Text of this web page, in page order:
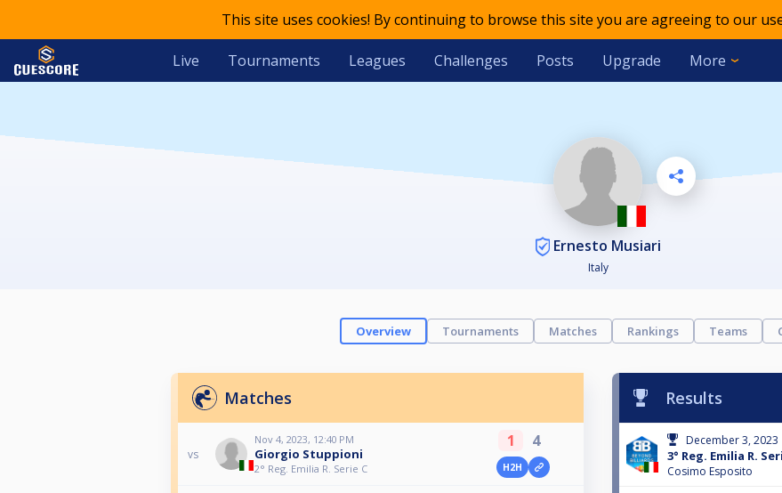
This site uses cookies! By continuing to browse this site you are agreeing to our
Live Tournaments Leagues Challenges Posts Upgrade More
Ernesto Musiari
Italy
Overview Tournaments Matches Rankings Teams
Matches
vs
Nov 4, 2023, 12:40 PM
Giorgio Stuppioni
2° Reg. Emilia R. Serie C
1 4
H2H
Results
December 3, 2023
3° Reg. Emilia R.
Cosimo Esposito